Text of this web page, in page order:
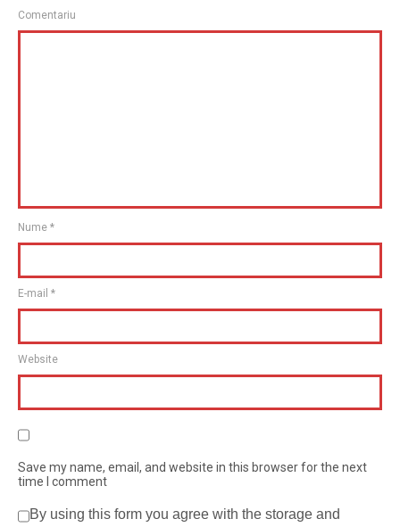
Comentariu
Nume *
E-mail *
Website
Save my name, email, and website in this browser for the next
time I comment
By using this form you agree with the storage and